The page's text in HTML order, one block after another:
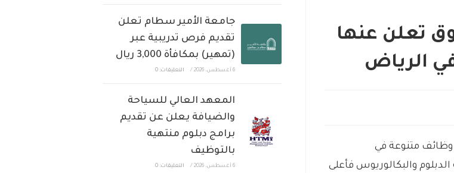
تعلن عنها
الرياض
وظائف متنوعة في
والبكالوريوس فأعلى
جامعة الأمير سطام تعلن
تقديم فرص تدريبية عبر
(تمهير) بمكافأة 3,000 ريال
6 أغسطس، 2026 / التعليقات: 0
المعهد العالي للسياحة
والضيافة يعلن عن تقديم
برامج دبلوم منتهية
بالتوظيف
6 أغسطس، 2026 / التعليقات: 0